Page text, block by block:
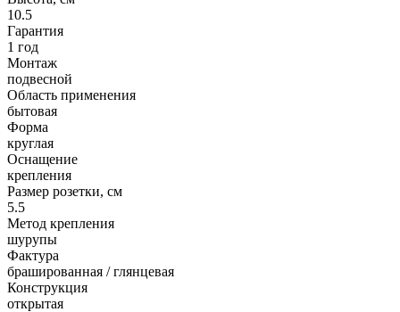
10.5
Гарантия
1 год
Монтаж
подвесной
Область применения
бытовая
Форма
круглая
Оснащение
крепления
Размер розетки, см
5.5
Метод крепления
шурупы
Фактура
брашированная / глянцевая
Конструкция
открытая